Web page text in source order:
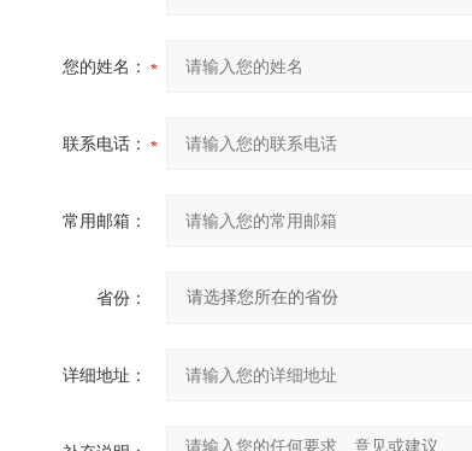
您的姓名：
联系电话：
常用邮箱：
省份：
详细地址：